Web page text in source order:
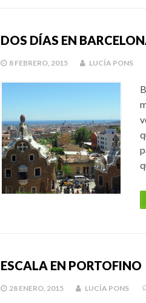
DOS DÍAS EN
8 FEBRERO, 2015 LUCÍA PONS
ESCALA EN PORTOFINO
28 ENERO, 2015 LUCÍA PONS